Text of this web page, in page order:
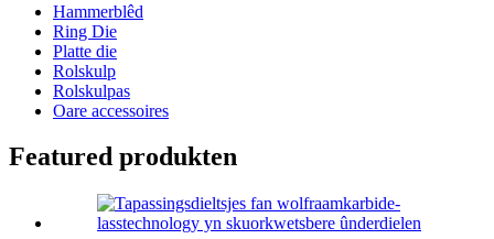
Hammerblêd
Ring Die
Platte die
Rolskulp
Rolskulpas
Oare accessoires
Featured produkten